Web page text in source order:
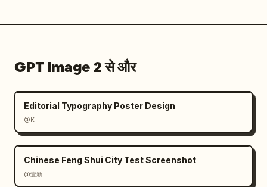
GPT Image 2 से और
Editorial Typography Poster Design
@K
Chinese Feng Shui City Test Screenshot
@壹新